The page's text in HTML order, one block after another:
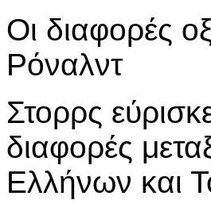
Οι διαφορές
Ρόναλντ
Στορρς
διαφορές
Ελλήνων και